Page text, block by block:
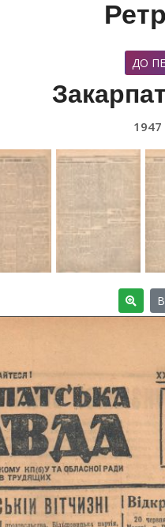
ДО
1947